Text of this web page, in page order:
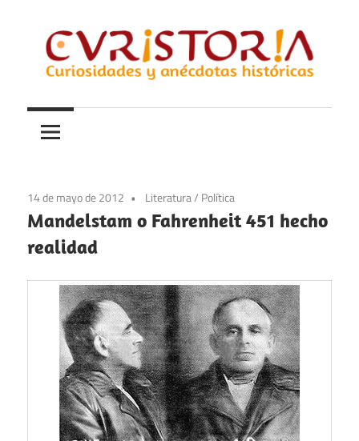
contenido
Curistoria
y
anécdotas
historia
14 de mayo de 2012 Literatura/ Política
Mandelstam o Fahrenheit 451 hecho
realidad